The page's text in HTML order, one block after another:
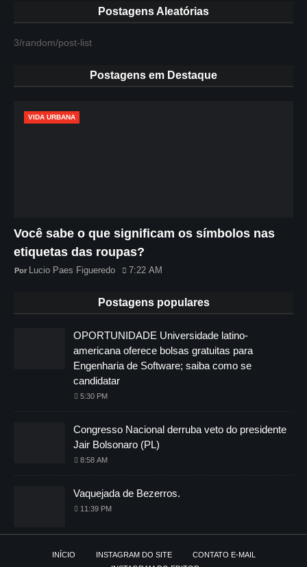
Postagens Aleatórias
3/random/post-list
Postagens em Destaque
VIDA URBANA
Você sabe o que significam os símbolos nas
etiquetas das roupas?
Lucio Paes Figueredo 7:22 AM
Postagens populares
OPORTUNIDADE Universidade latino-
americana oferece bolsas gratuitas para
Engenharia de Software; saiba como se
candidatar
5:30 PM
Congresso Nacional derruba veto do presidente
Jair Bolsonaro (PL)
8:58 AM
Vaquejada de Bezerros.
11:39 PM
INÍCIO INSTAGRAM DO SITE
CONTATO E-MAIL